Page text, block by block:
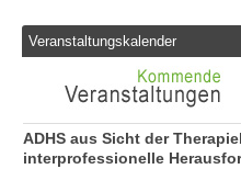
Veranstaltungskalender
ADHS aus Sicht der
interprofessionelle